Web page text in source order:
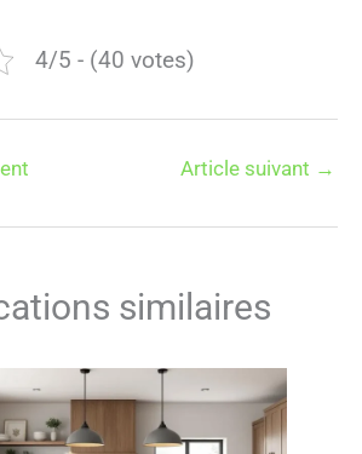
4/5 - (40 votes)
Article suivant →
similaires